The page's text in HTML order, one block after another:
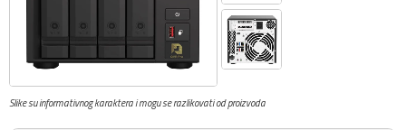
Slike su informativnog karaktera i mogu se razlikovati od proizvoda